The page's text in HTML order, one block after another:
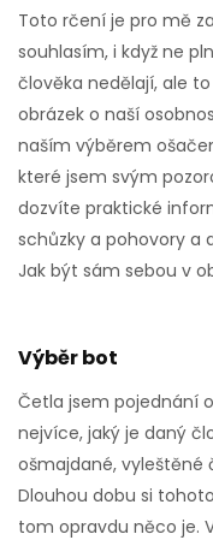
Toto rčení je pro mě
souhlasím, i když ne
člověka nedělají, ale
obrázek o naší
naším výběrem
které jsem svým
dozvíte praktické
schůzky a pohovory a
Jak být sám sebou v
Výběr bot
Četla jsem pojednání
nejvíce, jaký je daný
ošmajdané, vyleštěné
Dlouhou dobu si
tom opravdu něco je.